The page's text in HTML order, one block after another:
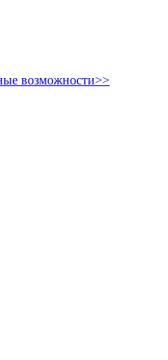
возможности>>